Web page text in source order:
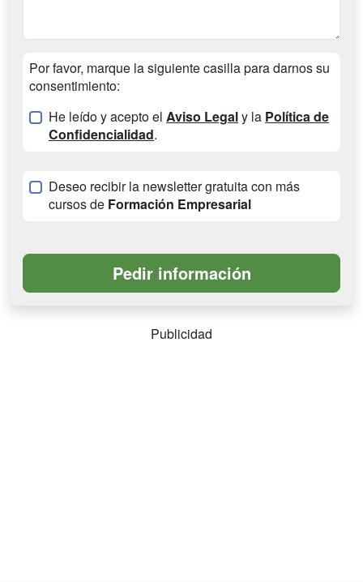
Por favor, marque la siguiente casilla para darnos su
consentimiento:
He leído y acepto el Aviso Legaly la Política de
Confidencialidad.
Deseo recibir la newsletter gratuita con más
cursos de Formación Empresarial
Publicidad